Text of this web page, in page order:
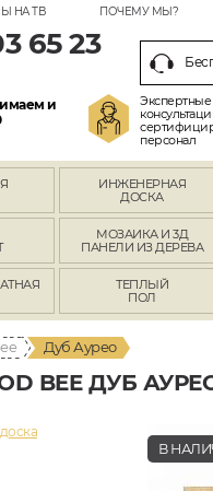
НА ТВ ПОЧЕМУ МЫ?
65 23
и
Экспертные
персонал
ИНЖЕНЕРНАЯ
ДОСКА
МОЗАИКА И 3Д
ПАНЕЛИ ИЗ ДЕРЕВА
ТЕПЛЫЙ
ПОЛ
Дуб Аурео
BEE ДУБ
В